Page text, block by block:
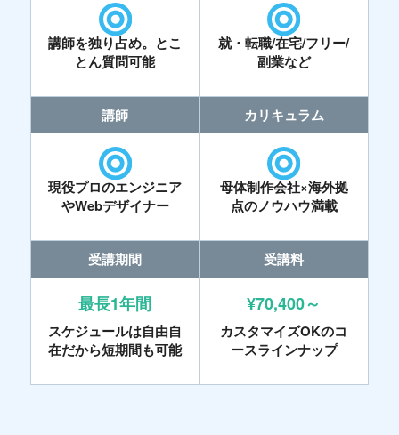
講師を独り占め。とこ
とん質問可能
就・転職/在宅/フリー/
副業など
講師
現役プロのエンジニア
やWebデザイナー
カリキュラム
母体制作会社×海外拠
点のノウハウ満載
受講期間
最長1年間
スケジュールは自由自
在だから短期間も可能
受講料
¥70,400～
カスタマイズOKのコ
ースラインナップ